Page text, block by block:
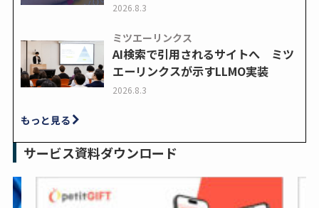
2026.8.3
ミツエーリンクス
AI検索で引用されるサイトへ ミツ
エーリンクスが示すLLMO実装
2026.8.3
もっと見る
サービス資料ダウンロード